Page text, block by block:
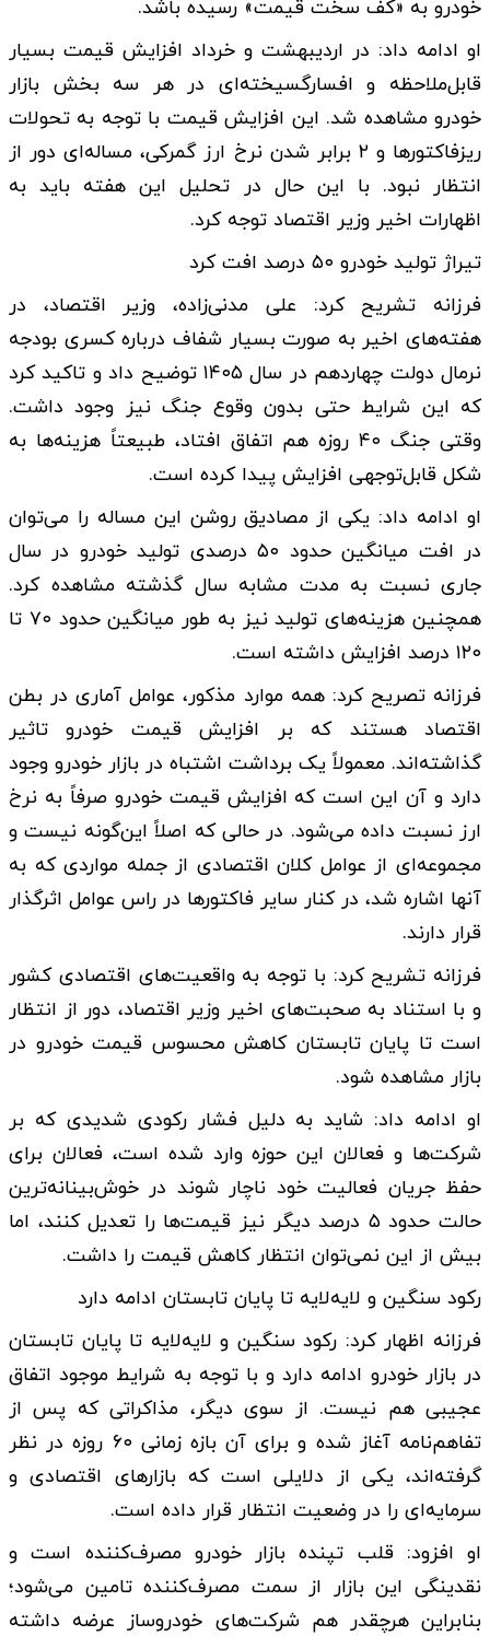
خودرو به «کف سخت قیمت» رسیده باشد.
او ادامه داد: در اردیبهشت و خرداد افزایش قیمت بسیار
قابل‌ملاحظه و افسارگسیخته‌ای در هر سه بخش بازار
خودرو مشاهده شد. این افزایش قیمت با توجه به تحولات
ریزفاکتور‌ها و ۲ برابر شدن نرخ ارز گمرکی، مساله‌ای دور از
انتظار نبود. با این حال در تحلیل این هفته باید به
اظهارات اخیر وزیر اقتصاد توجه کرد.
تیراژ تولید خودرو ۵۰ درصد افت کرد
فرزانه تشریح کرد: علی مدنی‌زاده، وزیر اقتصاد، در
هفته‌های اخیر به صورت بسیار شفاف درباره کسری بودجه
نرمال دولت چهاردهم در سال ۱۴۰۵ توضیح داد و تاکید کرد
که این شرایط حتی بدون وقوع جنگ نیز وجود داشت.
وقتی جنگ ۴۰ روزه هم اتفاق افتاد، طبیعتاً هزینه‌ها به
شکل قابل‌توجهی افزایش پیدا کرده است.
او ادامه داد: یکی از مصادیق روشن این مساله را می‌توان
در افت میانگین حدود ۵۰ درصدی تولید خودرو در سال
جاری نسبت به مدت مشابه سال گذشته مشاهده کرد.
همچنین هزینه‌های تولید نیز به طور میانگین حدود ۷۰ تا
۱۲۰ درصد افزایش داشته است.
فرزانه تصریح کرد: همه موارد مذکور، عوامل آماری در بطن
اقتصاد هستند که بر افزایش قیمت خودرو تاثیر
گذاشته‌اند. معمولاً یک برداشت اشتباه در بازار خودرو وجود
دارد و آن این است که افزایش قیمت خودرو صرفاً به نرخ
ارز نسبت داده می‌شود. در حالی که اصلاً این‌گونه نیست و
مجموعه‌ای از عوامل کلان اقتصادی از جمله مواردی که به
آنها اشاره شد، در کنار سایر فاکتور‌ها در راس عوامل اثرگذار
قرار دارند.
فرزانه تشریح کرد: با توجه به واقعیت‌های اقتصادی کشور
و با استناد به صحبت‌های اخیر وزیر اقتصاد، دور از انتظار
است تا پایان تابستان کاهش محسوس قیمت خودرو در
بازار مشاهده شود.
او ادامه داد: شاید به دلیل فشار رکودی شدیدی که بر
شرکت‌ها و فعالان این حوزه وارد شده است، فعالان برای
حفظ جریان فعالیت خود ناچار شوند در خوش‌بینانه‌ترین
حالت حدود ۵ درصد دیگر نیز قیمت‌ها را تعدیل کنند، اما
بیش از این نمی‌توان انتظار کاهش قیمت را داشت.
رکود سنگین و لایه‌لایه تا پایان تابستان ادامه دارد
فرزانه اظهار کرد: رکود سنگین و لایه‌لایه تا پایان تابستان
در بازار خودرو ادامه دارد و با توجه به شرایط موجود اتفاق
عجیبی هم نیست. از سوی دیگر، مذاکراتی که پس از
تفاهم‌نامه آغاز شده و برای آن بازه زمانی ۶۰ روزه در نظر
گرفته‌اند، یکی از دلایلی است که بازار‌های اقتصادی و
سرمایه‌ای را در وضعیت انتظار قرار داده است.
او افزود: قلب تپنده بازار خودرو مصرف‌کننده است و
نقدینگی این بازار از سمت مصرف‌کننده تامین می‌شود؛
بنابراین هرچقدر هم شرکت‌های خودروساز عرضه داشته